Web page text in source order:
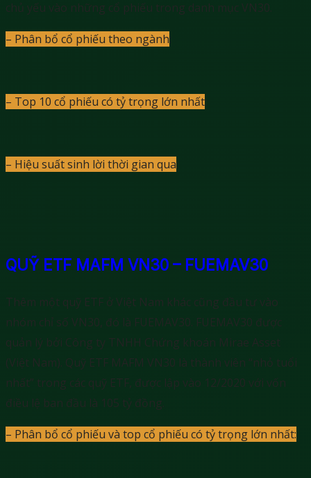
chủ yếu vào những cổ phiếu trong danh mục VN30.
– Phân bổ cổ phiếu theo ngành:
– Top 10 cổ phiếu có tỷ trọng lớn nhất:
– Hiệu suất sinh lời thời gian qua:
QUỸ ETF MAFM VN30 – FUEMAV30
Thêm một quỹ ETF ở Việt Nam khác cũng đầu tư vào
nhóm chỉ số VN30, đó là FUEMAV30. FUEMAV30 được
quản lý bởi Công ty TNHH Chứng khoán Mirae Asset
(Việt Nam). Quỹ ETF MAFM VN30 là thành viên “nhỏ tuổi
nhất” trong các quỹ ETF, được lập vào 12/2020 với vốn
điều lệ ban đầu là 105 tỷ đồng.
– Phân bổ cổ phiếu và top cổ phiếu có tỷ trọng lớn nhất: